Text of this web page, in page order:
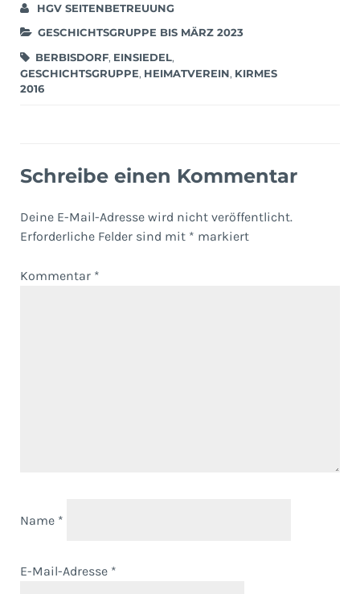
HGV SEITENBETREUUNG
GESCHICHTSGRUPPE BIS MÄRZ 2023
BERBISDORF, EINSIEDEL,
GESCHICHTSGRUPPE, HEIMATVEREIN, KIRMES
2016
Schreibe einen Kommentar
Deine E-Mail-Adresse wird nicht veröffentlicht.
Erforderliche Felder sind mit * markiert
Kommentar *
Name *
E-Mail-Adresse *